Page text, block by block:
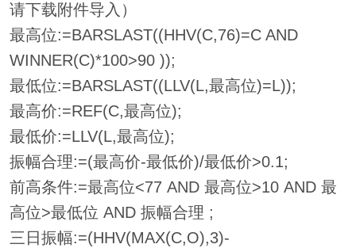
请下载附件导入）
最高位:=BARSLAST((HHV(C,76)=C AND
WINNER(C)*100>90 ));
最低位:=BARSLAST((LLV(L,最高位)=L));
最高价:=REF(C,最高位);
最低价:=LLV(L,最高位);
振幅合理:=(最高价-最低价)/最低价>0.1;
前高条件:=最高位<77 AND 最高位>10 AND 最
高位>最低位 AND 振幅合理 ;
三日振幅:=(HHV(MAX(C,O),3)-